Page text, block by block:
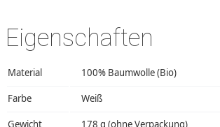
Eigenschaften
Material 100% Baumwolle (Bio)
Farbe Weiß
Gewicht 178 g (ohne Verpackung)